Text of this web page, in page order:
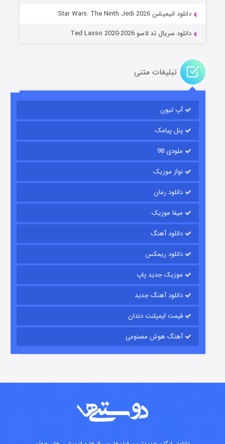
قسمت
قسمت۱۵ (دوبله) منتشر شد
دانلود انیمیشن Star Wars: The Ninth Jedi 2026
دانلود سریال تد لاسو Ted Lasso 2020-2026
تبلیغات متنی
آپ تیون
پنل پیامک
ملودی 98
نواز موزیک
دانلود رمان
میفا موزیک
دانلود آهنگ
دانلود ریمکس
موزیک جدید پاپ
دانلود آهنگ جدید
قیمت ایمپلنت دندان
آهنگ هوش مصنوعی